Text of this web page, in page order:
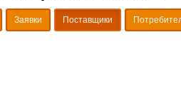
Заявки Поставщики